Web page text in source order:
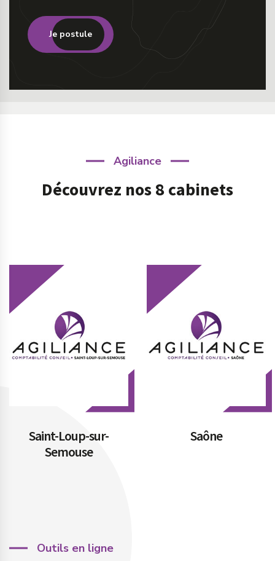
Je postule
Agiliance
Découvrez nos 8 cabinets
Saône Vesoul
Outils en ligne